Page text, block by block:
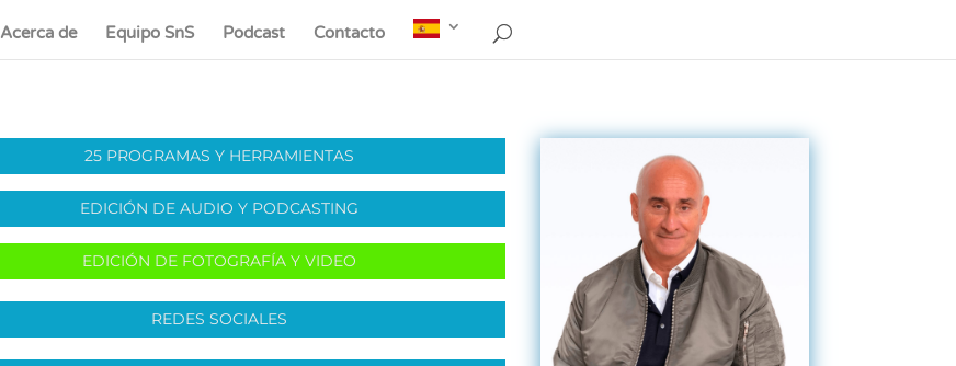
Acerca de Equipo SnS Podcast Contacto
25 PROGRAMAS Y HERRAMIENTAS
EDICIÓN DE AUDIO Y PODCASTING
EDICIÓN DE FOTOGRAFÍA Y VIDEO
REDES SOCIALES